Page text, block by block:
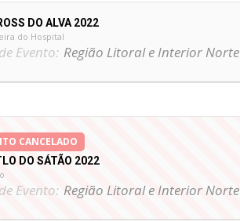
DO ALVA 2022
do Hospital
Evento: Região Litoral e Interior Norte
CANCELADO
DO SÁTÃO 2022
Evento: Região Litoral e Interior Norte